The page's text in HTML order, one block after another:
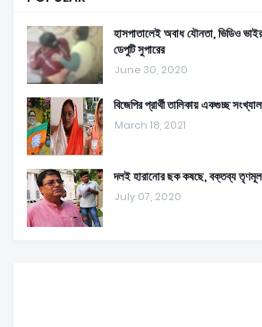
হাসপাতালেই অবাধ যৌনতা, ভিডিও
ডেপুটি সুপারের
June 30, 2020
বিজেপির প্রার্থী তালিকায় একগুচ্ছ
March 18, 2021
দলই হারানোর ছক কষছে, বক্তব্য তৃণমূল
July 07, 2020